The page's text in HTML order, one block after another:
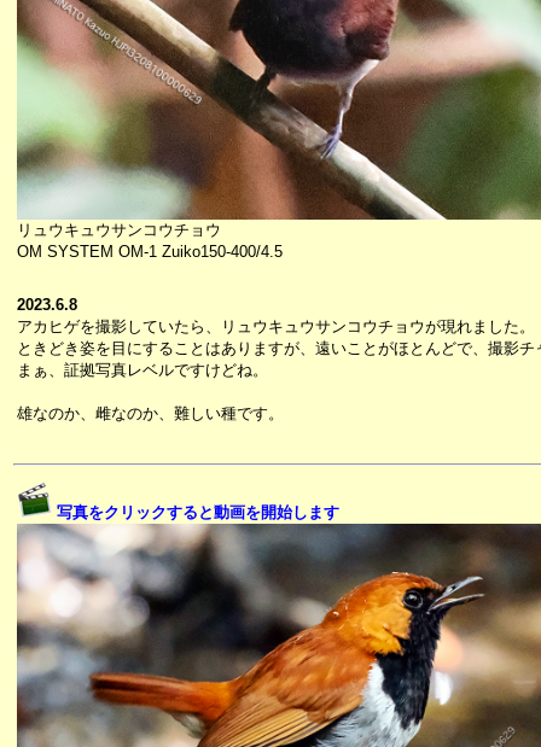
リュウキュウサンコウチョウ
OM SYSTEM OM-1 Zuiko150-400/4.5
2023.6.8
アカヒゲを撮影していたら、リュウキュウサンコウチョウが現れました。
ときどき姿を目にすることはありますが、遠いことがほとんどで、撮影
まぁ、証拠写真レベルですけどね。
雄なのか、雌なのか、難しい種です。
写真をクリックすると動画を開始します